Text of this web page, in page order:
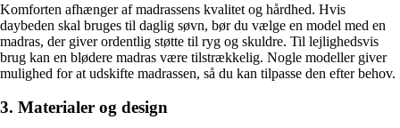
Komforten afhænger af madrassens kvalitet og hårdhed. Hvis
daybeden skal bruges til daglig søvn, bør du vælge en model med en
madras, der giver ordentlig støtte til ryg og skuldre. Til lejlighedsvis
brug kan en blødere madras være tilstrækkelig. Nogle modeller giver
mulighed for at udskifte madrassen, så du kan tilpasse den efter behov.
3. Materialer og design